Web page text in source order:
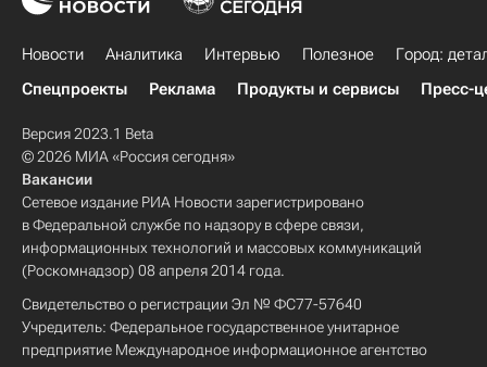
Новости Аналитика Интервью Полезное
Город:
Спецпроекты
Реклама Продукты и сервисы Пресс-
Версия 2023.1 Beta
© 2026 МИА «Россия сегодня»
Вакансии
Сетевое издание РИА Новости зарегистрировано
в Федеральной службе по надзору в сфере связи,
информационных технологий и массовых коммуникаций
(Роскомнадзор) 08 апреля 2014 года.
Свидетельство о регистрации Эл № ФС77-57640
Учредитель: Федеральное государственное унитарное
предприятие Международное информационное агентство